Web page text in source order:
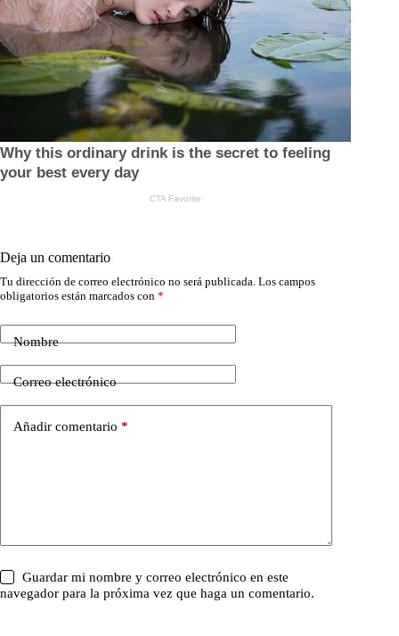
Deja un comentario
Tu dirección de correo electrónico no será publicada. Los campos
obligatorios están marcados con *
Nombre
Correo electrónico
Añadir comentario *
Guardar mi nombre y correo electrónico en este
navegador para la próxima vez que haga un comentario.